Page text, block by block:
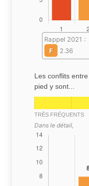
Rappel 2021 :
F
2.36
Les conflits
pied y sont...
TRÈS FRÉQUENTS
Dans le détail,